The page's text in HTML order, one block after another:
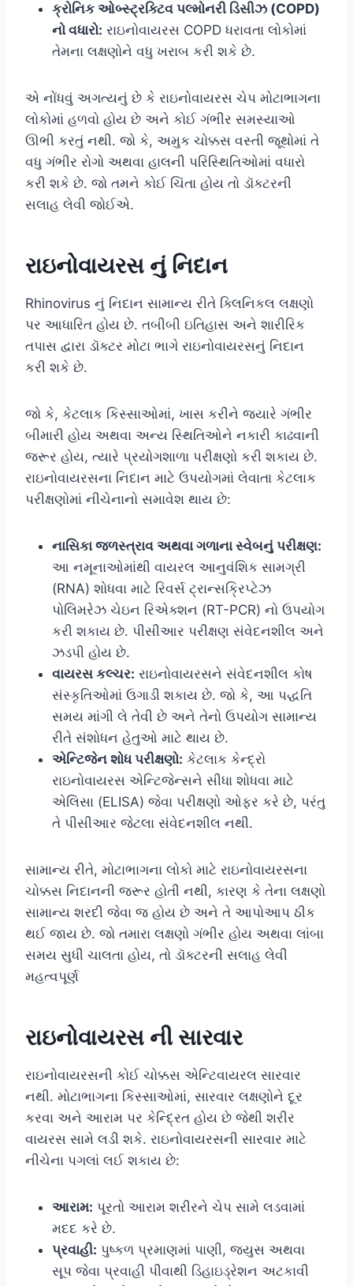
ક્રોનિક ઓબ્સ્ટ્રક્ટિવ પલ્મોનરી ડિસીઝ (COPD)
નો વધારો: રાઇનોવાયરસ COPD ધરાવતા લોકોમાં
તેમના લક્ષણોને વધુ ખરાબ કરી શકે છે.
એ નોંધવું અગત્યનું છે કે રાઇનોવાયરસ ચેપ મોટાભાગના
લોકોમાં હળવો હોય છે અને કોઈ ગંભીર સમસ્યાઓ
ઊભી કરતું નથી. જો કે, અમુક ચોક્કસ વસ્તી જૂથોમાં તે
વધુ ગંભીર રોગો અથવા હાલની પરિસ્થિતિઓમાં વધારો
કરી શકે છે. જો તમને કોઈ ચિંતા હોય તો ડૉક્ટરની
સલાહ લેવી જોઈએ.
રાઇનોવાયરસ નું નિદાન
Rhinovirus નું નિદાન સામાન્ય રીતે ક્લિનિકલ લક્ષણો
પર આધારિત હોય છે. તબીબી ઇતિહાસ અને શારીરિક
તપાસ દ્વારા ડૉક્ટર મોટા ભાગે રાઇનોવાયરસનું નિદાન
કરી શકે છે.
જો કે, કેટલાક કિસ્સાઓમાં, ખાસ કરીને જ્યારે ગંભીર
બીમારી હોય અથવા અન્ય સ્થિતિઓને નકારી કાઢવાની
જરૂર હોય, ત્યારે પ્રયોગશાળા પરીક્ષણો કરી શકાય છે.
રાઇનોવાયરસના નિદાન માટે ઉપયોગમાં લેવાતા કેટલાક
પરીક્ષણોમાં નીચેનાનો સમાવેશ થાય છે:
નાસિકા જળસ્ત્રાવ અથવા ગળાના સ્વેબનું પરીક્ષણ:
આ નમૂનાઓમાંથી વાયરલ આનુવંશિક સામગ્રી
(RNA) શોધવા માટે રિવર્સ ટ્રાન્સક્રિપ્ટેઝ
પોલિમરેઝ ચેઇન રિએક્શન (RT-PCR) નો ઉપયોગ
કરી શકાય છે. પીસીઆર પરીક્ષણ સંવેદનશીલ અને
ઝડપી હોય છે.
વાયરસ કલ્ચર: રાઇનોવાયરસને સંવેદનશીલ કોષ
સંસ્કૃતિઓમાં ઉગાડી શકાય છે. જો કે, આ પદ્ધતિ
સમય માંગી લે તેવી છે અને તેનો ઉપયોગ સામાન્ય
રીતે સંશોધન હેતુઓ માટે થાય છે.
એન્ટિજેન શોધ પરીક્ષણો: કેટલાક કેન્દ્રો
રાઇનોવાયરસ એન્ટિજેન્સને સીધા શોધવા માટે
એલિસા (ELISA) જેવા પરીક્ષણો ઓફર કરે છે, પરંતુ
તે પીસીઆર જેટલા સંવેદનશીલ નથી.
સામાન્ય રીતે, મોટાભાગના લોકો માટે રાઇનોવાયરસના
ચોક્કસ નિદાનની જરૂર હોતી નથી, કારણ કે તેના લક્ષણો
સામાન્ય શરદી જેવા જ હોય છે અને તે આપોઆપ ઠીક
થઈ જાય છે. જો તમારા લક્ષણો ગંભીર હોય અથવા લાંબા
સમય સુધી ચાલતા હોય, તો ડૉક્ટરની સલાહ લેવી
મહત્વપૂર્ણ
રાઇનોવાયરસ ની સારવાર
રાઇનોવાયરસની કોઈ ચોક્કસ એન્ટિવાયરલ સારવાર
નથી. મોટાભાગના કિસ્સાઓમાં, સારવાર લક્ષણોને દૂર
કરવા અને આરામ પર કેન્દ્રિત હોય છે જેથી શરીર
વાયરસ સામે લડી શકે. રાઇનોવાયરસની સારવાર માટે
નીચેના પગલાં લઈ શકાય છે:
આરામ: પૂરતો આરામ શરીરને ચેપ સામે લડવામાં
મદદ કરે છે.
પ્રવાહી: પુષ્કળ પ્રમાણમાં પાણી, જ્યુસ અથવા
સૂપ જેવા પ્રવાહી પીવાથી ડિહાઇડ્રેશન અટકાવી